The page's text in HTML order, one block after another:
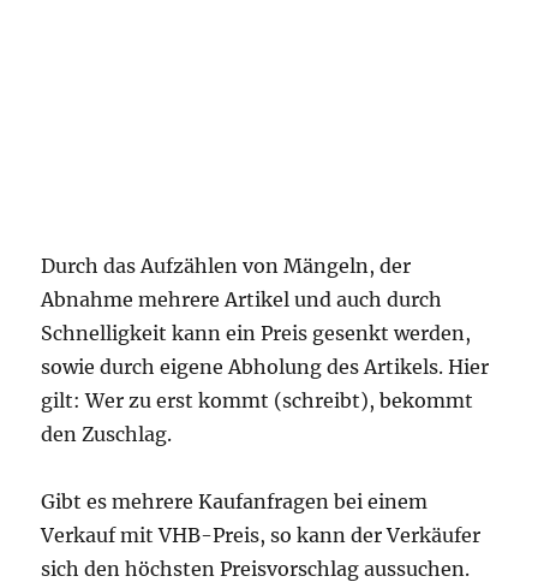
Durch das Aufzählen von Mängeln, der
Abnahme mehrere Artikel und auch durch
Schnelligkeit kann ein Preis gesenkt werden,
sowie durch eigene Abholung des Artikels. Hier
gilt: Wer zu erst kommt (schreibt), bekommt
den Zuschlag.
Gibt es mehrere Kaufanfragen bei einem
Verkauf mit VHB-Preis, so kann der Verkäufer
sich den höchsten Preisvorschlag aussuchen.